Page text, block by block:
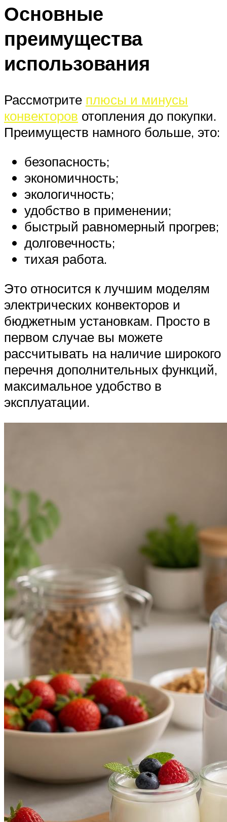
Основные
преимущества
использования
Рассмотрите плюсы и минусы
конвекторов отопления до покупки.
Преимуществ намного больше, это:
безопасность;
экономичность;
экологичность;
удобство в применении;
быстрый равномерный прогрев;
долговечность;
тихая работа.
Это относится к лучшим моделям
электрических конвекторов и
бюджетным установкам. Просто в
первом случае вы можете
рассчитывать на наличие широкого
перечня дополнительных функций,
максимальное удобство в
эксплуатации.